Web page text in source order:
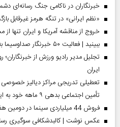
خبرنگاران در ناکامی جنگ رسانه‌ای
«نظم ایرانی» در تنگه هرمز غیرقابل
خروج از مناقشه آمریکا و ایران تنها
ببینید | فعالیت ۵۰ خبرنگار صداوسیما به صورت خوداتکا در ایام جنگ
تجلیل مدیر رادیو ورزش از
ایران
تعطیلی تدریجی مراکز دیالیز
تأمین اجتماعی بدهی ۹ ماهه خود به این مراکز را پرداخت کند
فروش 44 میلیاردی سینما در دومین هفته‌ی مرداد
عکس نوشت | کالبدشکافی سوگیری